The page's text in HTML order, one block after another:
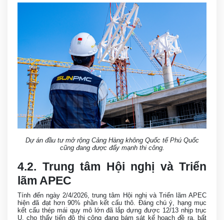
Dự án đầu tư mở rộng Cảng Hàng không Quốc tế Phú Quốc
cũng đang được đẩy mạnh thi công.
4.2. Trung tâm Hội nghị và Triển
lãm APEC
Tính đến ngày 2/4/2026, trung tâm Hội nghị và Triển lãm APEC
hiện đã đạt hơn 90% phần kết cấu thô. Đáng chú ý, hạng mục
kết cấu thép mái quy mô lớn đã lắp dựng được 12/13 nhịp trục
U, cho thấy tiến độ thi công đang bám sát kế hoạch đề ra, bất